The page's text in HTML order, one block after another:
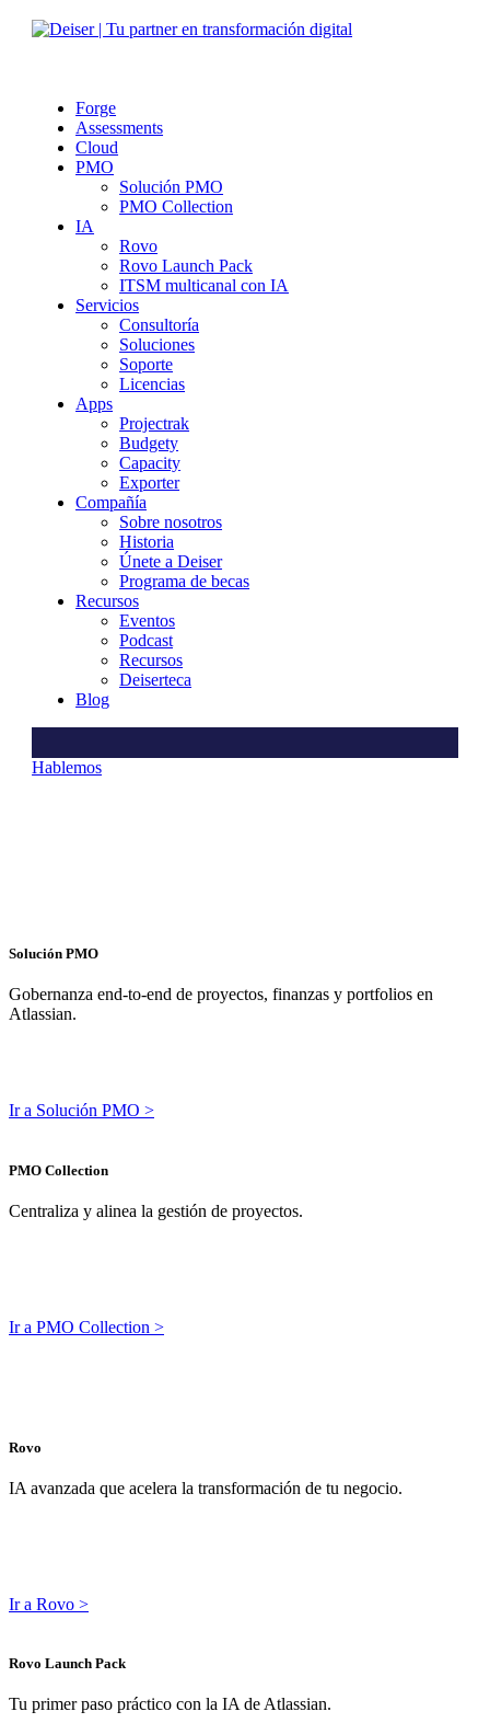
Forge
Assessments
Cloud
PMO
Solución PMO
PMO Collection
IA
Rovo
Rovo Launch Pack
ITSM multicanal con IA
Servicios
Consultoría
Soluciones
Soporte
Licencias
Apps
Projectrak
Budgety
Capacity
Exporter
Compañía
Sobre nosotros
Historia
Únete a Deiser
Programa de becas
Recursos
Eventos
Podcast
Recursos
Deiserteca
Blog
Hablemos
Solución PMO
Gobernanza end-to-end de proyectos, finanzas y portfolios en
Atlassian.
Ir a Solución PMO >
PMO Collection
Centraliza y alinea la gestión de proyectos.
Ir a PMO Collection >
Rovo
IA avanzada que acelera la transformación de tu negocio.
Ir a Rovo >
Rovo Launch Pack
Tu primer paso práctico con la IA de Atlassian.